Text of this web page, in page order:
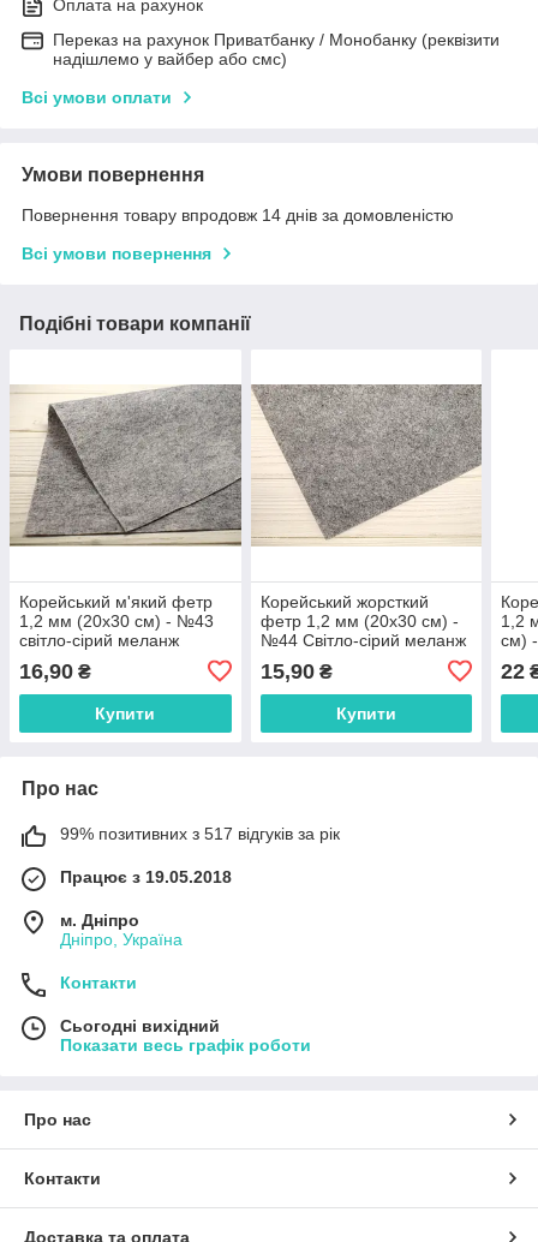
Оплата на рахунок
Переказ на рахунок Приватбанку / Монобанку (реквізити
надішлемо у вайбер або смс)
Всі умови оплати
Умови повернення
Повернення товару впродовж 14 днів за домовленістю
Всі умови повернення
Подібні товари компанії
Корейський м'який фетр
1,2 мм (20х30 см) - №43
світло-сірий меланж
16,90 ₴
Купити
Корейський жорсткий
фетр 1,2 мм (20х30 см) -
№44 Світло-сірий меланж
15,90₴
Купити
1,2
см)
22
Про нас
99% позитивних з 517 відгуків за рік
Працює з 19.05.2018
м. Дніпро
Дніпро, Україна
Контакти
Сьогодні вихідний
Показати весь графік роботи
Про нас
Контакти
Доставка та оплата